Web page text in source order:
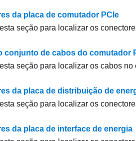
da placa de comutador PCIe
seção para localizar os
conjunto de cabos do comutador
seção para localizar os cabos
da placa de distribuição de
seção para localizar os
da placa de interface de energia